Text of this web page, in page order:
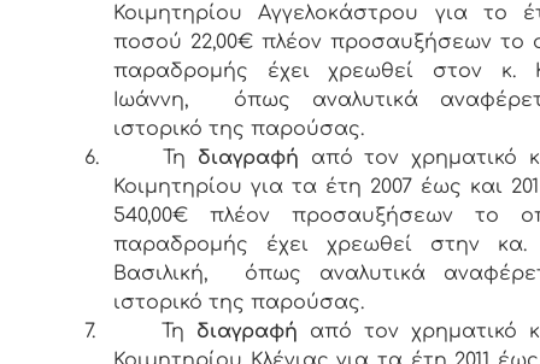
Κοιμητηρίου Αγγελοκάστρου για το
ποσού 22,00€ πλέον προσαυξήσεων το
παραδρομής έχει χρεωθεί στον κ.
Ιωάννη, όπως αναλυτικά
ιστορικό της παρούσας.
6.
Τη διαγραφή από τον χρηματικό
Κοιμητηρίου για τα έτη 2007 έως και
540,00€ πλέον προσαυξήσεων το
παραδρομής έχει χρεωθεί στην κα.
Βασιλική, όπως αναλυτικά
ιστορικό της παρούσας.
7.
Τη διαγραφή από τον χρηματικό